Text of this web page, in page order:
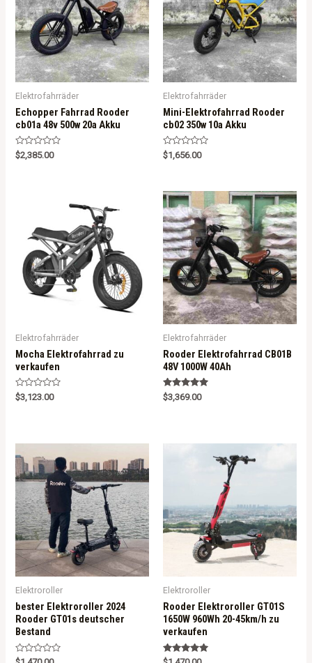
5
Elektrofahrräder
Echopper Fahrrad Rooder
cb01a 48v 500w 20a Akku
R
a
$2,385.00
Elektrofahrräder
Mini-Elektrofahrrad Rooder
cb02 350w 10a Akku
R
a
0
o
u
t
o
f
5
$1,656.00
Elektrofahrräder
Mocha Elektrofahrrad zu
verkaufen
R
a
o
u
t
o
f
$3,123.00
Elektrofahrräder
Rooder Elektrofahrrad CB01B
48V 1000W 40Ah
Rated
5.00
$3,369.00
Elektroroller
bester Elektroroller 2024
Rooder GT01s deutscher
Bestand
R
Elektroroller
Rooder Elektroroller GT01S
1650W 960Wh 20-45km/h zu
verkaufen
Rated